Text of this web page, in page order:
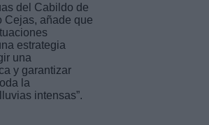
del Cabildo de
Cejas, añade que
estrategia
una
y garantizar
la
intensas”.